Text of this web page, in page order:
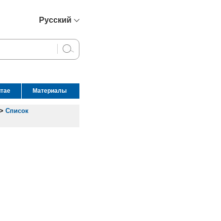
Русский
English
Español
Материалы
> Список